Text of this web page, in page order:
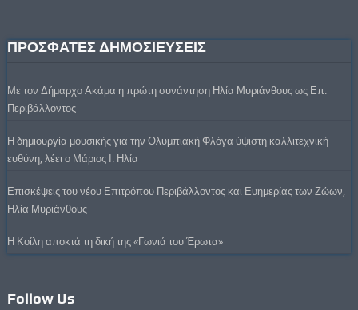
ΠΡΟΣΦΑΤΕΣ ΔΗΜΟΣΙΕΥΣΕΙΣ
Με τον Δήμαρχο Ακάμα η πρώτη συνάντηση Ηλία Μυριάνθους ως Επ.
Περιβάλλοντος
Η δημιουργία μουσικής για την Ολυμπιακή Φλόγα ύψιστη καλλιτεχνική
ευθύνη, λέει ο Μάριος Ι. Ηλία
Επισκέψεις του νέου Επιτρόπου Περιβάλλοντος και Ευημερίας των Ζώων,
Ηλία Μυριάνθους
Η Κοίλη αποκτά τη δική της «Γωνιά του Έρωτα»
Follow Us